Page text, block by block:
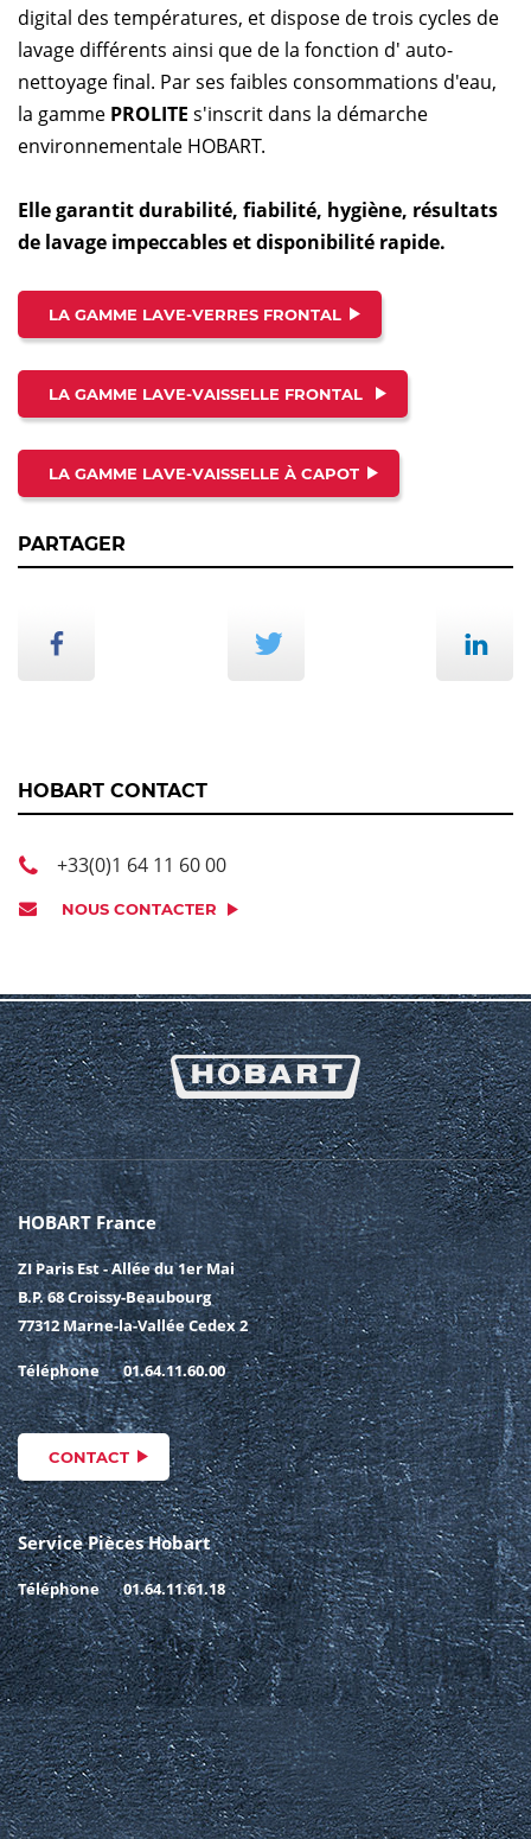
digital des températures, et dispose de trois cycles de
lavage différents ainsi que de la fonction d' auto-
nettoyage final. Par ses faibles consommations d'eau,
la gamme PROLITE s'inscrit dans la démarche
environnementale HOBART.
Elle garantit durabilité, fiabilité, hygiène, résultats
de lavage impeccables et disponibilité rapide.
LA GAMME LAVE-VERRES FRONTAL
LA GAMME LAVE-VAISSELLE FRONTAL
LA GAMME LAVE-VAISSELLE À CAPOT
PARTAGER
HOBART CONTACT
+33(0)1 64 11 60 00
NOUS CONTACTER
HOBART France
ZI Paris Est - Allée du 1er Mai
B.P. 68 Croissy-Beaubourg
77312 Marne-la-Vallée Cedex 2
Téléphone 01.64.11.60.00
CONTACT
Service Pièces Hobart
Téléphone 01.64.11.61.18